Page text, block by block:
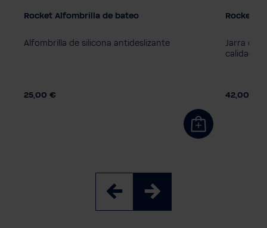
Rocket Alfombrilla de bateo
Alfombrilla de silicona antideslizante
25,00 €
Rocket
Jarra de
calidad
42,00 €